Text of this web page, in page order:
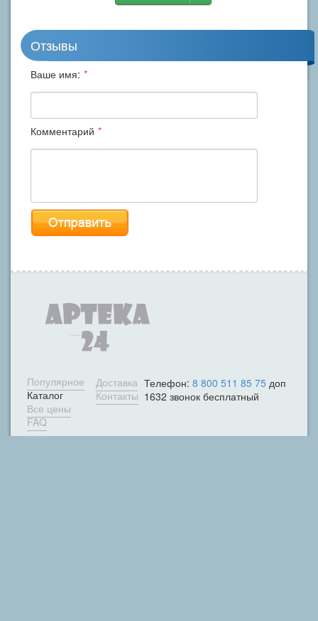
Отзывы
Ваше имя: *
Комментарий *
Популярное
Каталог
Все цены
FAQ
Доставка
Контакты
Телефон: 8 800 511 85 75 доп
1632 звонок бесплатный